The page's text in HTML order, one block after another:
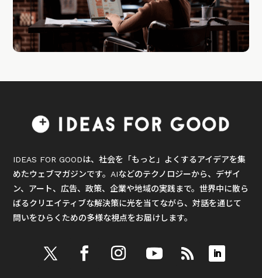
IDEAS FOR GOODは、社会を「もっと」よくするアイデアを集
めたウェブマガジンです。AIなどのテクノロジーから、デザイ
ン、アート、広告、政策、企業や地域の実践まで。世界中に散ら
ばるクリエイティブな解決策に光を当てながら、対話を通じて
問いをひらくための多様な視点をお届けします。